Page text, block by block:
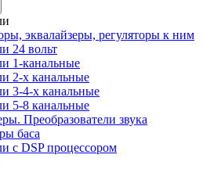
эквалайзеры, регуляторы к ним
24 вольт
1-канальные
2-х канальные
3-4-х канальные
5-8 канальные
Преобразователи звука
баса
с DSP процессором